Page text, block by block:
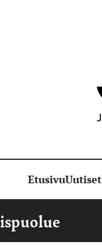
EtusivuUutiset